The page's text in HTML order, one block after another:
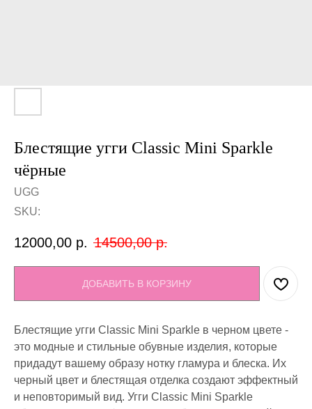
Блестящие угги Classic Mini Sparkle
чёрные
UGG
SKU:
12000,00 р. 14500,00 р.
ДОБАВИТЬ В КОРЗИНУ
Блестящие угги Classic Mini Sparkle в черном цвете -
это модные и стильные обувные изделия, которые
придадут вашему образу нотку гламура и блеска. Их
черный цвет и блестящая отделка создают эффектный
и неповторимый вид. Угги Classic Mini Sparkle